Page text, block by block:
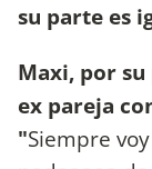
su parte es
Maxi, por
ex pareja
"Siempre